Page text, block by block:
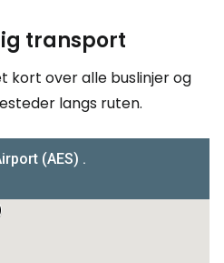
transport
kort over alle buslinjer og
langs ruten.